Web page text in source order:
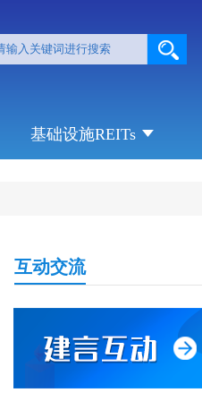
基础设施REITs
互动交流